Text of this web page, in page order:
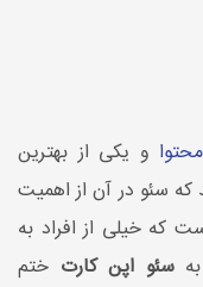
و یکی از بهترین
که سئو در آن از اهمیت
که خیلی از افراد به
بهسئو اپن کارت ختم